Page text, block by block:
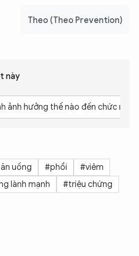
Theo (Theo Prevention)
này
ảnh hưởng thế nào đến chức
uống #phổi
#viêm
lành mạnh
#triệu chứng